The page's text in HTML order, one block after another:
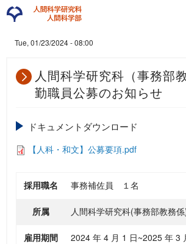
Tue, 01/23/2024 - 08:00
人間科学研究科（事務部
勤職員公募のお知らせ
ドキュメントダウンロード
【人科・和文】公募要項.pdf
採用職名 事務補佐員 １名
所属 人間科学研究科(事務部教務
雇用期間
2024 年 4 月 1 日~2025 年 3